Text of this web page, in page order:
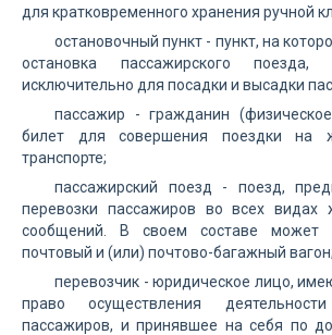
для кратковременного хранения ручной
остановочный пункт - пункт, на
остановка пассажирского поезда,
исключительно для посадки и высадки
пассажир - гражданин
билет для совершения поездки на
транспорте;
пассажирский поезд - поезд,
перевозки пассажиров во всех видах
сообщений. В своем составе может
почтовый и (или) почтово-багажный вагон;
перевозчик - юридическое лицо,
право осуществления
пассажиров, и принявшее на себя по